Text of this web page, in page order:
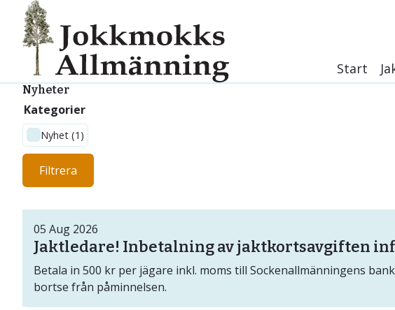
Start
Nyheter
Kategorier
Nyhet (1)
Filtrera
Jaktledare! Inbetalning av jaktkortsavgiften
05 Aug 2026
Betala in 500 kr per jägare inkl. moms till Sockenallmänningens
bortse från påminnelsen.